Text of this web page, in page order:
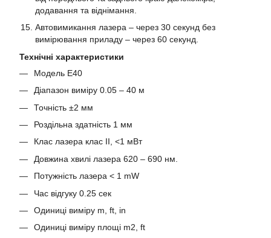
додавання та віднімання.
Автовимикання лазера – через 30 секунд без
вимірювання приладу – через 60 секунд.
Технічні характеристики
Модель E40
Діапазон виміру 0.05 – 40 м
Точність ±2 мм
Роздільна здатність 1 мм
Клас лазера клас II, <1 мВт
Довжина хвилі лазера 620 – 690 нм.
Потужність лазера < 1 mW
Час відгуку 0.25 сек
Одиниці виміру m, ft, in
Одиниці виміру площі m2, ft